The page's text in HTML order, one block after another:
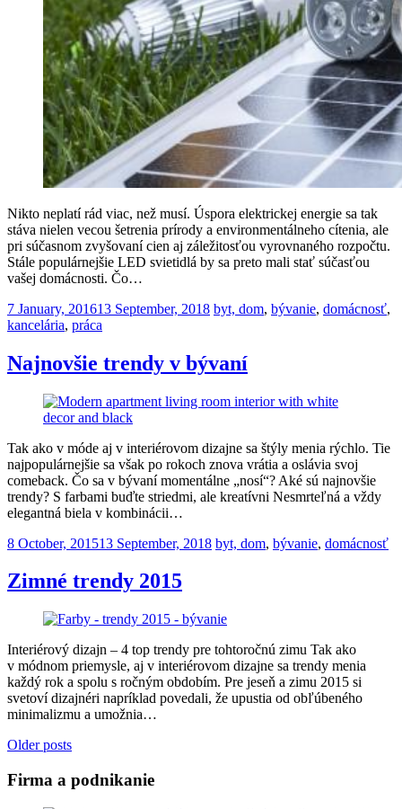
Nikto neplatí rád viac, než musí. Úspora elektrickej energie sa tak
stáva nielen vecou šetrenia prírody a environmentálneho cítenia, ale
pri súčasnom zvyšovaní cien aj záležitosťou vyrovnaného rozpočtu.
Stále populárnejšie LED svietidlá by sa preto mali stať súčasťou
vašej domácnosti. Čo…
Posted
on
7 January, 201613 September, 2018 byt, dom, bývanie, domácnosť,
kancelária, práca
Najnovšie trendy v bývaní
Tak ako v móde aj v interiérovom dizajne sa štýly menia rýchlo. Tie
najpopulárnejšie sa však po rokoch znova vrátia a oslávia svoj
comeback. Čo sa v bývaní momentálne „nosí“? Aké sú najnovšie
trendy? S farbami buďte striedmi, ale kreatívni Nesmrteľná a vždy
elegantná biela v kombinácii…
Posted
8 October, 201513 September, 2018 byt, dom, bývanie, domácnosť
Zimné trendy 2015
Interiérový dizajn – 4 top trendy pre tohtoročnú zimu Tak ako
v módnom priemysle, aj v interiérovom dizajne sa trendy menia
každý rok a spolu s ročným obdobím. Pre jeseň a zimu 2015 si
svetoví dizajnéri napríklad povedali, že upustia od obľúbeného
minimalizmu a umožnia…
Posts
navigation
Older posts
Firma a podnikanie